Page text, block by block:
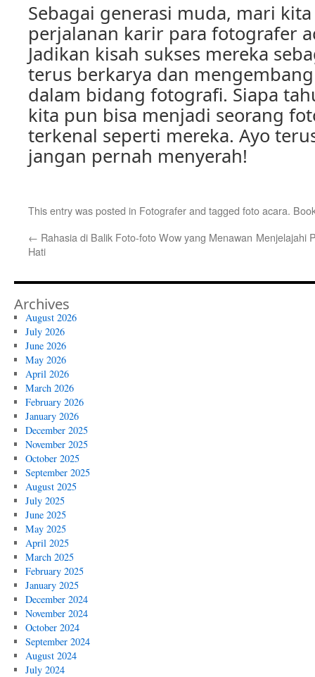
Sebagai generasi muda, mari
perjalanan karir para fotografer
Jadikan kisah sukses mereka
terus berkarya dan
dalam bidang fotografi. Siapa
kita pun bisa menjadi seorang
terkenal seperti mereka. Ayo
jangan pernah menyerah!
This entry was posted in Fotograferand tagged foto acara.
← Rahasia di Balik Foto-foto Wow yang Menawan
Hati
Menjelajahi
Archives
August 2026
July 2026
June 2026
May 2026
April 2026
March 2026
February 2026
January 2026
December 2025
November 2025
October 2025
September 2025
August 2025
July 2025
June 2025
May 2025
April 2025
March 2025
February 2025
January 2025
December 2024
November 2024
October 2024
September 2024
August 2024
July 2024